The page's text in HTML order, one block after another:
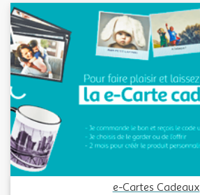
e-Cartes Cadeaux